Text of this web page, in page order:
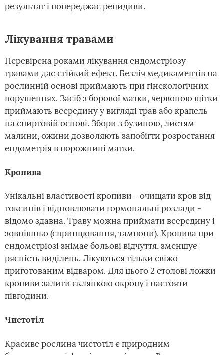
результат і попереджає рецидиви.
Лікування травами
Перевірена роками лікування ендометріозу
травами дає стійкий ефект. Безліч медикаментів на
рослинній основі приймають при гінекологічних
порушеннях. Засіб з борової матки, червоною щітки
приймають всередину у вигляді трав або крапель
на спиртовій основі. Збори з бузиною, листям
малини, ожини дозволяють запобігти розростання
ендометрія в порожнині матки.
Кропива
Унікальні властивості кропиви - очищати кров від
токсинів і відновлювати гормональні розлади -
відомо здавна. Траву можна приймати всередину і
зовнішньо (спринцювання, тампони). Кропива при
ендометріозі знімає больові відчуття, зменшує
рясність виділень. Лікуються тільки свіжо
приготованим відваром. Для цього 2 столові ложки
кропиви залити склянкою окропу і настояти
півгодини.
Чистотіл
Красиве рослина чистотіл є природним